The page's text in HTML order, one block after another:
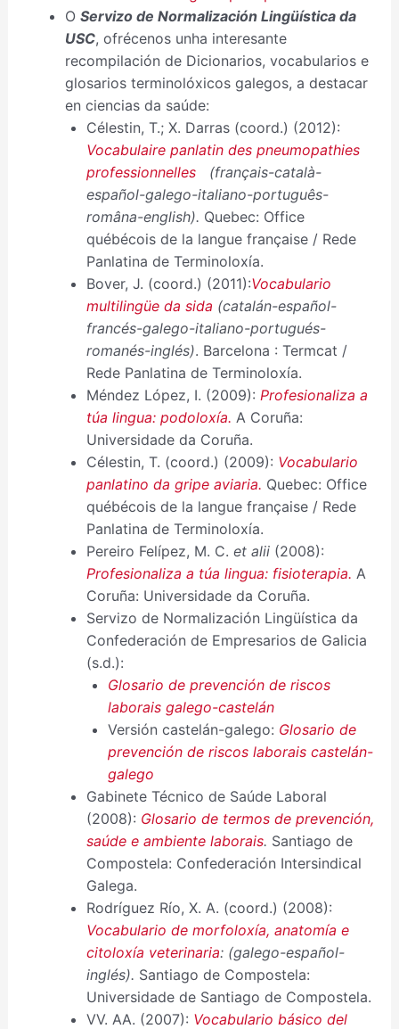
O Servizo de Normalización Lingüística da
USC, ofrécenos unha interesante
recompilación de Dicionarios, vocabularios e
glosarios terminolóxicos galegos, a destacar
en ciencias da saúde:
Célestin, T.; X. Darras (coord.) (2012):
Vocabulaire panlatin des pneumopathies
professionnelles(français-català-
español-galego-italiano-português-
româna-english). Quebec: Office
québécois de la langue française / Rede
Panlatina de Terminoloxía.
Bover, J. (coord.) (2011):Vocabulario
multilingüe da sida (catalán-español-
francés-galego-italiano-portugués-
romanés-inglés). Barcelona : Termcat /
Rede Panlatina de Terminoloxía.
Méndez López, I. (2009): Profesionaliza a
túa lingua: podoloxía. A Coruña:
Universidade da Coruña.
Célestin, T. (coord.) (2009): Vocabulario
panlatino da gripe aviaria. Quebec: Office
québécois de la langue française / Rede
Panlatina de Terminoloxía.
Pereiro Felípez, M. C. et alii(2008):
Profesionaliza a túa lingua: fisioterapia. A
Coruña: Universidade da Coruña.
Servizo de Normalización Lingüística da
Confederación de Empresarios de Galicia
(s.d.):
Glosario de prevención de riscos
laborais galego-castelán
Versión castelán-galego: Glosario de
prevención de riscos laborais castelán-
galego
Gabinete Técnico de Saúde Laboral
(2008): Glosario de termos de prevención,
saúde e ambiente laborais. Santiago de
Compostela: Confederación Intersindical
Galega.
Rodríguez Río, X. A. (coord.) (2008):
Vocabulario de morfoloxía, anatomía e
citoloxía veterinaria: (galego-español-
inglés). Santiago de Compostela:
Universidade de Santiago de Compostela.
VV. AA. (2007): Vocabulario básico del